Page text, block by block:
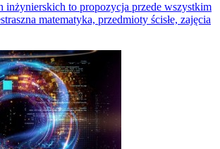
inżynierskich to propozycja przede wszystkim
matematyka, przedmioty ścisłe, zajęcia